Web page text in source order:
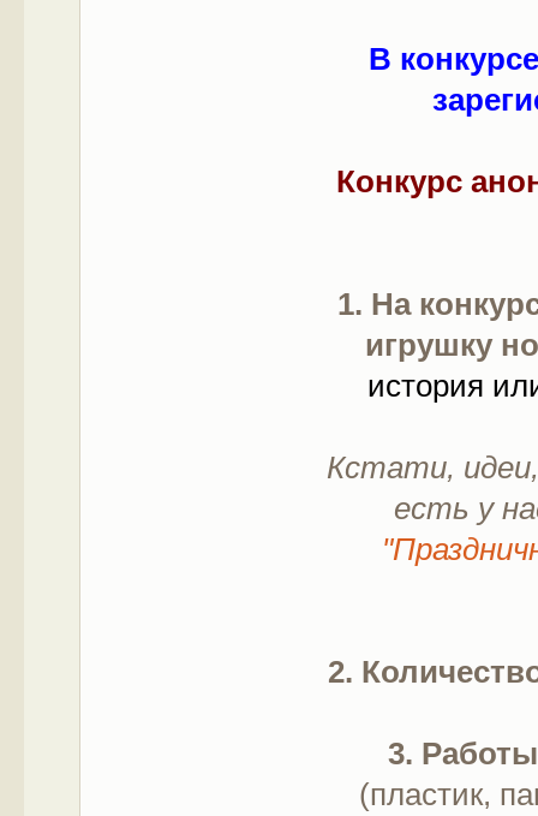
В
Конкурс
1. На
игрушку
история
Кстати,
есть у
2.
3.
(пластик,